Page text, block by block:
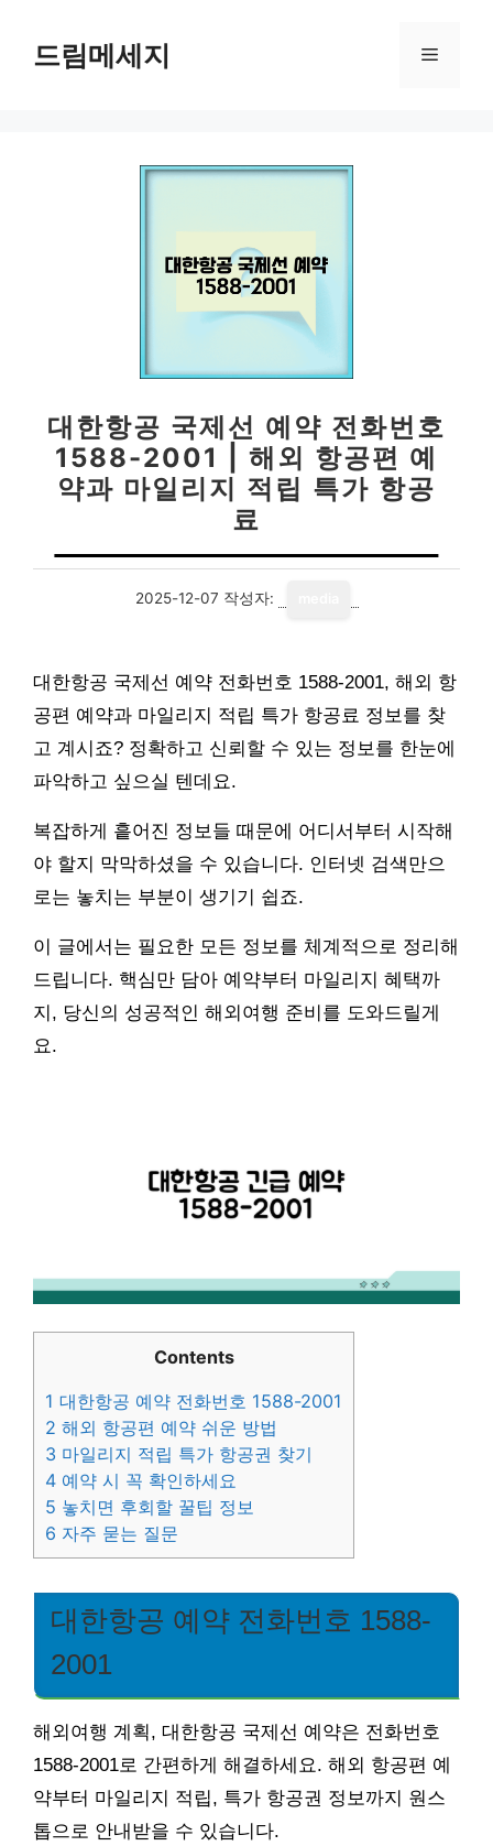
드림메세지 메
대한항공 국제선 예약 전화번호
1588-2001 | 해외 항공편 예
약과 마일리지 적립 특가 항공
료
2025-12-07 작성자:
대한항공 국제선 예약 전화번호 1588-2001, 해외 항
공편 예약과 마일리지 적립 특가 항공료 정보를 찾
고 계시죠? 정확하고 신뢰할 수 있는 정보를 한눈에
파악하고 싶으실 텐데요.
복잡하게 흩어진 정보들 때문에 어디서부터 시작해
야 할지 막막하셨을 수 있습니다. 인터넷 검색만으
로는 놓치는 부분이 생기기 쉽죠.
이 글에서는 필요한 모든 정보를 체계적으로 정리해
드립니다. 핵심만 담아 예약부터 마일리지 혜택까
지, 당신의 성공적인 해외여행 준비를 도와드릴게
요.
Contents
1 대한항공 예약 전화번호 1588-2001
2 해외 항공편 예약 쉬운 방법
3 마일리지 적립 특가 항공권 찾기
4 예약 시 꼭 확인하세요
5 놓치면 후회할 꿀팁 정보
6 자주 묻는 질문
대한항공 예약 전화번호 1588-
2001
해외여행 계획, 대한항공 국제선 예약은 전화번호
1588-2001로 간편하게 해결하세요. 해외 항공편 예
약부터 마일리지 적립, 특가 항공권 정보까지 원스
톱으로 안내받을 수 있습니다.